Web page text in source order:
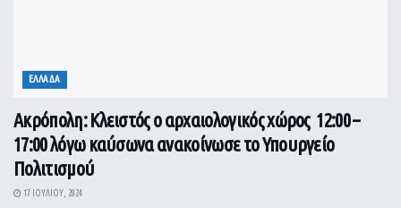
ΕΛΛΑΔΑ
Ακρόπολη: Κλειστός ο αρχαιολογικός χώρος 12:00 –
17:00 λόγω καύσωνα ανακοίνωσε το Υπουργείο
Πολιτισμού
17 ΙΟΥΛΊΟΥ, 2024